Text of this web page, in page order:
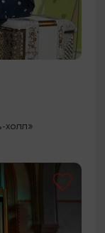
холл»